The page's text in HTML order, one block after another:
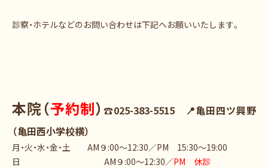
診察・ホテルなどのお問い合わせは下記へお願いいたします。
本院（予約制） ☎025-383-5515 📍亀田四ツ興野
（亀田西小学校横）
月・火・水・金・土 AM９:00～12:30／PM 15:30～19:00
日 AM９:00～12:30／PM 休診